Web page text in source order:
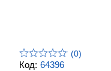
Код: 64396
(0)